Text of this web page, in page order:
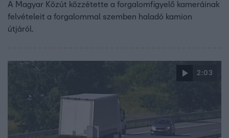
A Magyar Közút közzétette a forgalomfigyelő kameráinak
felvételeit a forgalommal szemben haladó kamion
útjáról.
2:03